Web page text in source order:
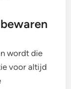
wordt die
voor altijd